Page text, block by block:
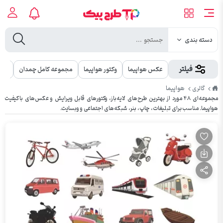
دسته بندی
فیلتر عکس هواپیما وکتور هواپیما مجموعه کامل چمدان
طرح
پیک
گالری هواپیما
مجموعه‌ای ۴۸ مورد از بهترین طرح‌های لایه‌باز، وکتورهای قابل ویرایش و عکس‌های باکیفیت
هواپیما. مناسب برای تبلیغات، چاپ، بنر، شبکه‌های اجتماعی و وبسایت.